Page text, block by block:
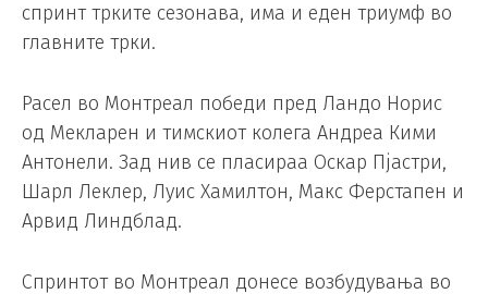
спринт трките сезонава, има и еден триумф во
главните трки.
Расел во Монтреал победи пред Ландо Норис
од Мекларен и тимскиот колега Андреа Кими
Антонели. Зад нив се пласираа Оскар Пјастри,
Шарл Леклер, Луис Хамилтон, Макс Ферстапен и
Арвид Линдблад.
Спринтот во Монтреал донесе возбудувања во